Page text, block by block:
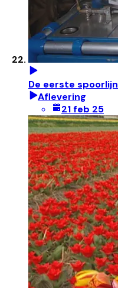
De eerste spoorlijn
Aflevering
21 feb 25